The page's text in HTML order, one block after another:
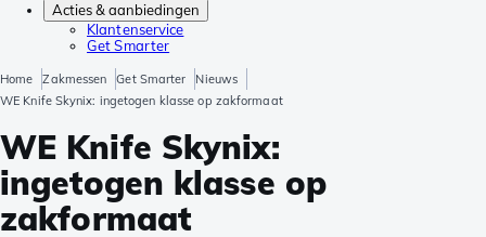
Acties & aanbiedingen
Klantenservice
Get Smarter
Home Zakmessen Get Smarter
Nieuws
WE Knife Skynix: ingetogen klasse op zakformaat
WE Knife Skynix:
ingetogen klasse op
zakformaat